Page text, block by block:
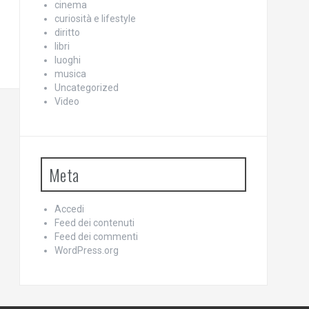
cinema
curiosità e lifestyle
diritto
libri
luoghi
musica
Uncategorized
Video
Meta
Accedi
Feed dei contenuti
Feed dei commenti
WordPress.org